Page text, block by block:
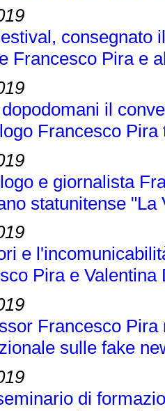
consegnato
Francesco Pira e
il
Francesco Pira
e giornalista
statunitense "La
e
Pira e Valentina
Francesco
sulle fake
di